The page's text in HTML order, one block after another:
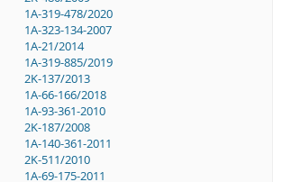
1A-319-478/2020
1A-323-134-2007
1A-21/2014
1A-319-885/2019
2K-137/2013
1A-66-166/2018
1A-93-361-2010
2K-187/2008
1A-140-361-2011
2K-511/2010
1A-69-175-2011